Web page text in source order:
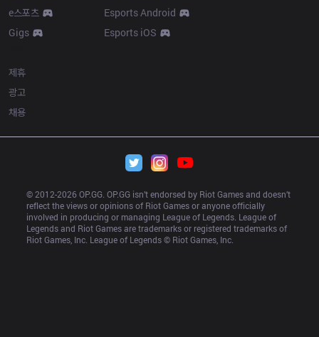
e스포츠
Gigs
Esports Android
Esports iOS
제휴
광고
채용
© 2012-2026 OP.GG. OP.GG isn’t endorsed by Riot Games and doesn’t
reflect the views or opinions of Riot Games or anyone officially
involved in producing or managing League of Legends. League of
Legends and Riot Games are trademarks or registered trademarks of
Riot Games, Inc. League of Legends © Riot Games, Inc.